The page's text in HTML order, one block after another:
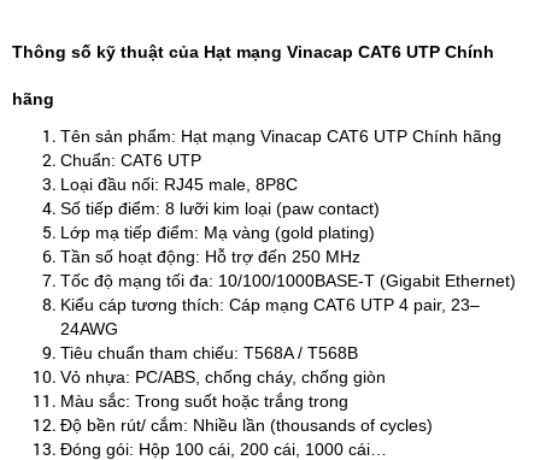
Thông số kỹ thuật của Hạt mạng Vinacap CAT6 UTP Chính
hãng
Tên sản phẩm: Hạt mạng Vinacap CAT6 UTP Chính hãng
Chuẩn: CAT6 UTP
Loại đầu nối: RJ45 male, 8P8C
Số tiếp điểm: 8 lưỡi kim loại (paw contact)
Lớp mạ tiếp điểm: Mạ vàng (gold plating)
Tần số hoạt động: Hỗ trợ đến 250 MHz
Tốc độ mạng tối đa: 10/100/1000BASE‑T (Gigabit Ethernet)
Kiểu cáp tương thích: Cáp mạng CAT6 UTP 4 pair, 23–
24AWG
Tiêu chuẩn tham chiếu: T568A / T568B
Vỏ nhựa: PC/ABS, chống cháy, chống giòn
Màu sắc: Trong suốt hoặc trắng trong
Độ bền rút/ cắm: Nhiều lần (thousands of cycles)
Đóng gói: Hộp 100 cái, 200 cái, 1000 cái…